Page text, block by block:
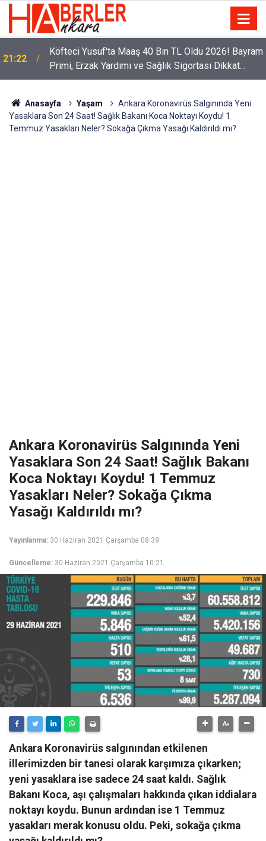
12:33
Sürücüler Dikkat! Yeni Dönemde 3 İhlal Ehliyet
İptaline Neden Olacak
Anasayfa Yaşam
Ankara Koronavirüs Salgınında Yeni
Yasaklara Son 24 Saat! Sağlık Bakanı Koca Noktayı Koydu! 1
Temmuz Yasakları Neler? Sokağa Çıkma Yasağı Kaldırıldı mı?
Ankara Koronavirüs Salgınında Yeni
Yasaklara Son 24 Saat! Sağlık Bakanı
Koca Noktayı Koydu! 1 Temmuz
Yasakları Neler? Sokağa Çıkma
Yasağı Kaldırıldı mı?
Yayınlanma: 30 Haziran 2021 Çarşamba 08:39
Güncelleme: 30 Haziran 2021 Çarşamba 10:21
Ankara Koronavirüs salgınından etkilenen
illerimizden bir tanesi olarak karşımıza çıkarken;
yeni yasaklara ise sadece 24 saat kaldı. Sağlık
Bakanı Koca, aşı çalışmaları hakkında çıkan iddialara
noktayı koydu. Bunun ardından ise 1 Temmuz
yasakları merak konusu oldu. Peki, sokağa çıkma